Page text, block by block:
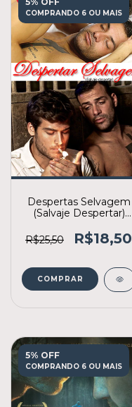
COMPRANDO 6 OU MAIS
Despertas Selvagem
(Salvaje Despertar)
R$25,50
R$18,50
COMPRAR
5% OFF
COMPRANDO 6 OU MAIS